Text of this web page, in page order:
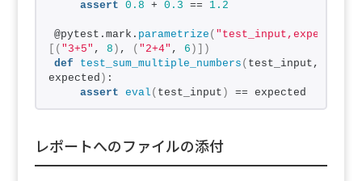
assert 0.8 + 0.3 == 1.2
@pytest.mark. parametrize ( "test_input,expected"
[( "3+5" , 8 ) , ( "2+4" , 6 )])
def
test_sum_multiple_numbers ( test_input,
expected ) :
assert eval ( test_input ) == expected
レポートへのファイルの添付